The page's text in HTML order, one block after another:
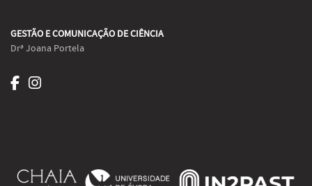
GESTÃO E COMUNICAÇÃO DE CIÊNCIA
Drª Joana Portela